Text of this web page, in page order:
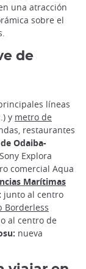
una atracción
sobre el
de
líneas
y metro de
restaurantes
de Odaiba-
Explora
comercial Aqua
Marítimas
junto al centro
Borderless
al centro de
nueva